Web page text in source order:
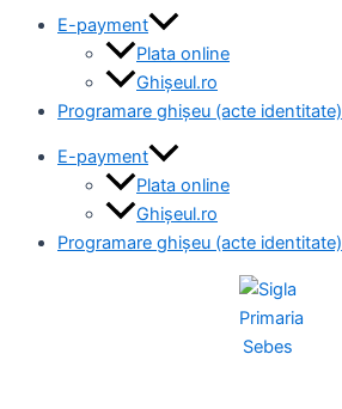
E-payment
Plata online
Ghișeul.ro
Programare ghișeu (acte identitate)
E-payment
Plata online
Ghișeul.ro
Programare ghișeu (acte identitate)